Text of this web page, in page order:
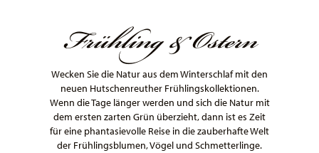
Frühling & Ostern
Wecken Sie die Natur aus dem Winterschlaf mit den
neuen Hutschenreuther Frühlingskollektionen.
Wenn die Tage länger werden und sich die Natur mit
dem ersten zarten Grün überzieht, dann ist es Zeit
für eine phantasievolle Reise in die zauberhafte Welt
der Frühlingsblumen, Vögel und Schmetterlinge.